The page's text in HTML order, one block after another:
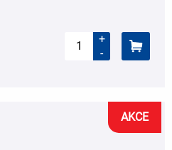
+
-
AKCE